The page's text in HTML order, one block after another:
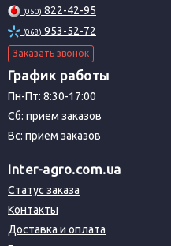
(050) 822-42-95
(068) 953-52-72
Заказать звонок
График работы
Пн-Пт: 8:30-17:00
Сб: прием заказов
Вс: прием заказов
Inter-agro.com.ua
Статус заказа
Контакты
Доставка и оплата